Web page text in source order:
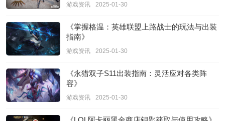
游戏资讯 2025-01-30
《掌握格温：英雄联盟上路战士的玩法与出装
指南》
游戏资讯 2025-01-30
《永猎双子S11出装指南：灵活应对各类阵
容》
游戏资讯 2025-01-30